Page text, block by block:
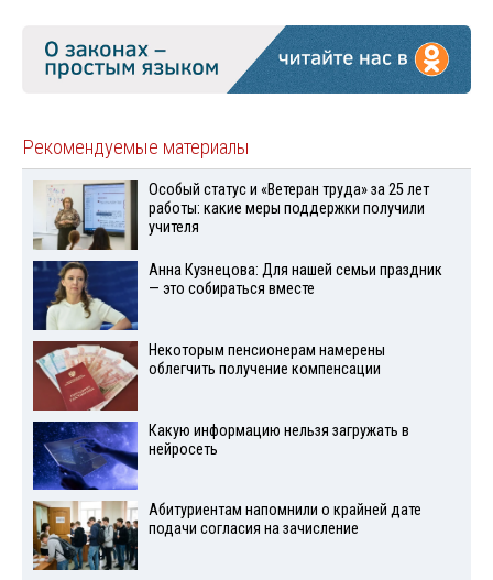
Рекомендуемые материалы
Особый статус и «Ветеран труда» за 25 лет
работы: какие меры поддержки получили
учителя
Анна Кузнецова: Для нашей семьи праздник
— это собираться вместе
Некоторым пенсионерам намерены
облегчить получение компенсации
Какую информацию нельзя загружать в
нейросеть
Абитуриентам напомнили о крайней дате
подачи согласия на зачисление